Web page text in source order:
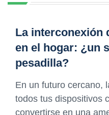
La interconexión
en el hogar: ¿un
pesadilla?
En un futuro cercano,
todos tus dispositivos
convertirse en una